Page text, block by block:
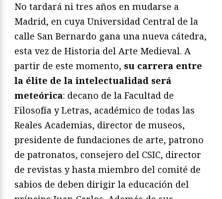
No tardará ni tres años en mudarse a
Madrid, en cuya Universidad Central de la
calle San Bernardo gana una nueva cátedra,
esta vez de Historia del Arte Medieval. A
partir de este momento, su carrera entre
la élite de la intelectualidad será
meteórica: decano de la Facultad de
Filosofía y Letras, académico de todas las
Reales Academias, director de museos,
presidente de fundaciones de arte, patrono
de patronatos, consejero del CSIC, director
de revistas y hasta miembro del comité de
sabios de deben dirigir la educación del